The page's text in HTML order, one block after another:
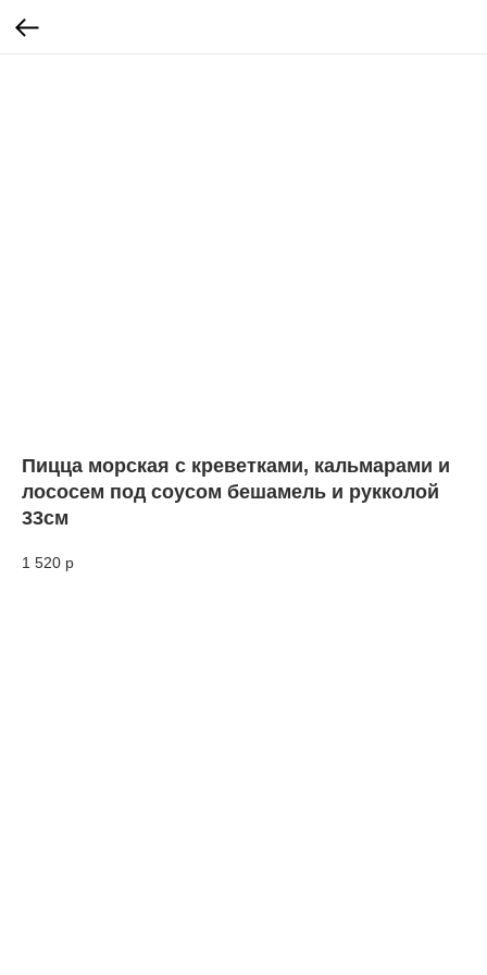
Пицца морская с креветками, кальмарами и
лососем под соусом бешамель и рукколой
33см
1 520 р